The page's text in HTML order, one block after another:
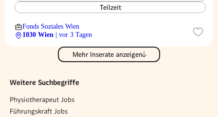
Teilzeit
Fonds Soziales Wien
1030 Wien
| vor 3 Tagen
Mehr Inserate anzeigen
Weitere Suchbegriffe
Physiotherapeut Jobs
Führungskraft Jobs